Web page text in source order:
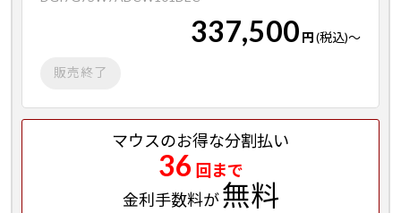
337,500 円(税込)～
販売終了
マウスのお得な分割払い
36 回まで
金利手数料が無料